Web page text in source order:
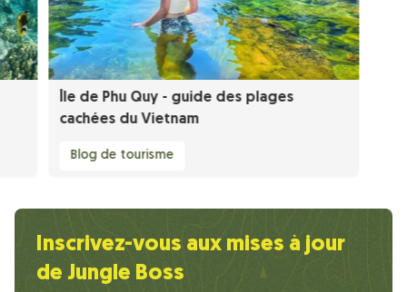
Île de Phu Quy - guide des plages
cachées du Vietnam
Blog de tourisme
Inscrivez-vous aux mises à jour
de Jungle Boss